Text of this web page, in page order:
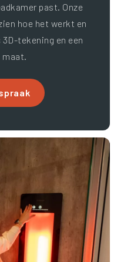
past. Onze
hoe het werkt en
tekening en een